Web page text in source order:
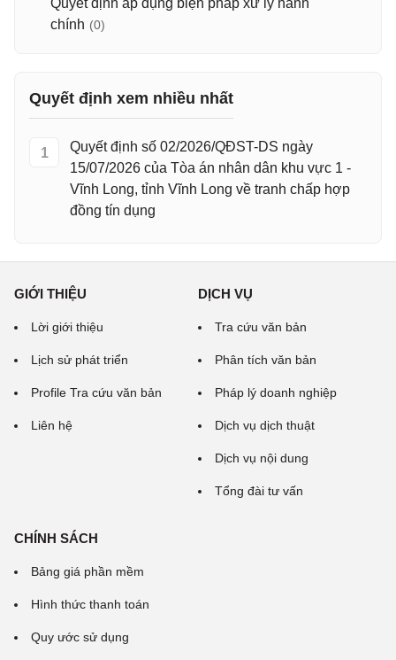
chính (0)
Quyết định xem nhiều nhất
1
Quyết định số 02/2026/QĐST-DS ngày
15/07/2026 của Tòa án nhân dân khu vực 1 -
Vĩnh Long, tỉnh Vĩnh Long về tranh chấp hợp
đồng tín dụng
GIỚI THIỆU
Lời giới thiệu
Lịch sử phát triển
Profile Tra cứu văn bản
Liên hệ
DỊCH VỤ
Tra cứu văn bản
Phân tích văn bản
Pháp lý doanh nghiệp
Dịch vụ dịch thuật
Dịch vụ nội dung
Tổng đài tư vấn
CHÍNH SÁCH
Bảng giá phần mềm
Hình thức thanh toán
Quy ước sử dụng